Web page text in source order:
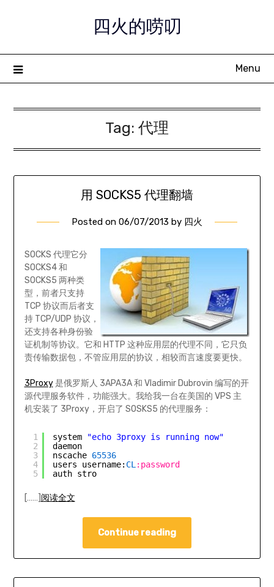
四火的唠叨
Menu
Tag: 代理
用 SOCKS5 代理翻墙
Posted on 06/07/2013 by 四火
SOCKS 代理它分
SOCKS4 和
SOCKS5 两种类
型，前者只支持
TCP 协议而后者支
持 TCP/UDP 协议，
还支持各种身份验
证机制等协议。它和 HTTP 这种应用层的代理不同，它只负
责传输数据包，不管应用层的协议，相较而言速度要更快。
3Proxy是俄罗斯人 3APA3A 和 Vladimir Dubrovin 编写的开
源代理服务软件，功能强大。我给我一台在美国的 VPS 主
机安装了 3Proxy，开启了 SOSKS5 的代理服务：
1
2
3
4
5
system
"echo 3proxy is running now"
daemon
nscache 65536
users username: CL :password
auth stro
[……] 阅读全文
Continue reading